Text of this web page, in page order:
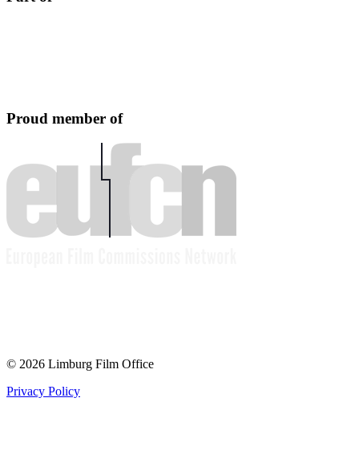
Proud member of
© 2026 Limburg Film Office
Privacy Policy